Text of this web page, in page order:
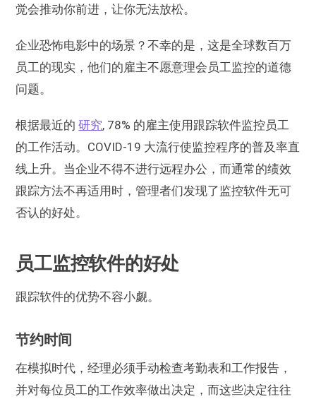
觉会推动你前进，让你无法放松。
企业恐怖电影中的场景？不幸的是，这是全球数百万
员工的现实，他们的雇主不愿意理会员工监控的道德
问题。
根据最近的研究, 78% 的雇主使用跟踪软件监控员工
的工作活动。COVID-19 大流行使监控程序的普及率直
线上升。当企业不得不进行远程办公，而通常的绩效
跟踪方法不再适用时，管理者们发现了监控软件无可
否认的好处。
员工监控软件的好处
跟踪软件的优势不容小觑。
节约时间
在模拟时代，经理必须手动检查考勤表和工作报告，
并对每位员工的工作效率做出决定，而这些决定往往